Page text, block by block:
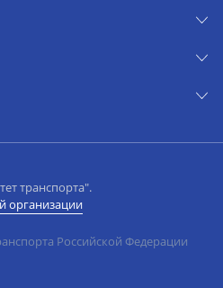
транспорта".
организации
Российской Федерации